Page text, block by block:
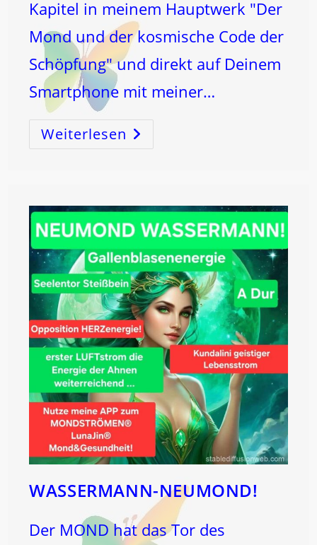
Kapitel in meinem Hauptwerk "Der
Mond und der kosmische Code der
Schöpfung" und direkt auf Deinem
Smartphone mit meiner…
Weiterlesen WAAGE
VOLLMOND
WASSERMANN-NEUMOND!
Der MOND hat das Tor des